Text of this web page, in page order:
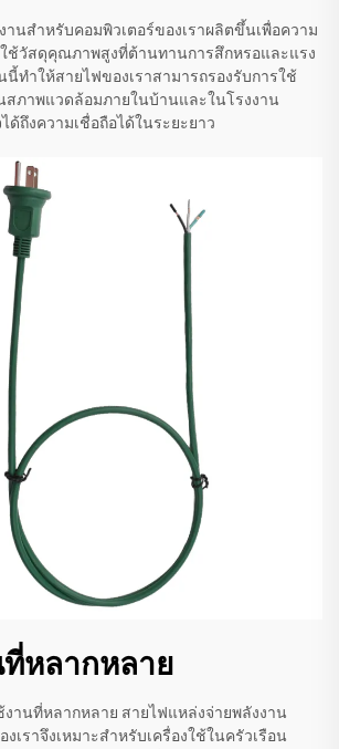
านสำหรับคอมพิวเตอร์ของเราผลิตขึ้นเพื่อความ
ช้วัสดุคุณภาพสูงที่ต้านทานการสึกหรอและแรง
ทำให้สายไฟของเราสามารถรองรับการใช้
สภาพแวดล้อมภายในบ้านและในโรงงาน
ด้ถึงความเชื่อถือได้ในระยะยาว
หลากหลาย
งานที่หลากหลาย สายไฟแหล่งจ่ายพลังงาน
เราจึงเหมาะสำหรับเครื่องใช้ในครัวเรือน